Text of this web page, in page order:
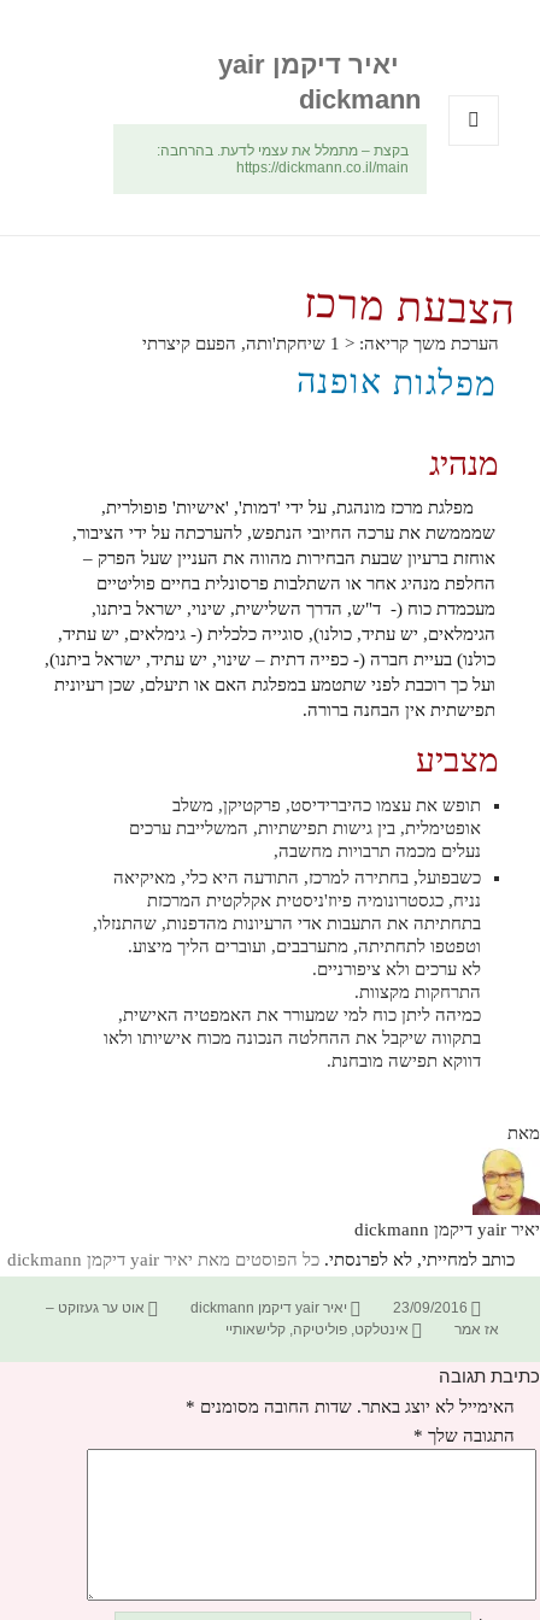
יאיר דיקמן yair
dickmann
בקצת – מתמלל את עצמי לדעת. בהרחבה:
https://dickmann.co.il/main
הצבעת מרכז
הערכת משך קריאה: < 1 שיחקת'ותה, הפעם קיצרתי
מפלגות אופנה
מנהיג
מפלגת מרכז מונהגת, על ידי 'דמות', 'אישיות' פופולרית,
שמממשת את ערכה החיובי הנתפש, להערכתה על ידי הציבור,
אוחזת ברעיון שבעת הבחירות מהווה את העניין שעל הפרק –
החלפת מנהיג אחר או השתלבות פרסונלית בחיים פוליטיים
מעכמדת כוח (- ד"ש, הדרך השלישית, שינוי, ישראל ביתנו,
הגימלאים, יש עתיד, כולנו), סוגייה כלכלית (- גימלאים, יש עתיד,
כולנו) בעיית חברה (- כפייה דתית – שינוי, יש עתיד, ישראל ביתנו),
ועל כך רוכבת לפני שתטמע במפלגת האם או תיעלם, שכן רעיונית
תפישתית אין הבחנה ברורה.
מצביע
תופש את עצמו כהיברידיסט, פרקטיקן, משלב
אופטימלית, בין גישות תפישתיות, המשלייבת ערכים
נעלים מכמה תרבויות מחשבה,
כשבפועל, בחתירה למרכז, התודעה היא כלי, מאיקיאה
נניח, כגסטרונומיה פיוז'ניסטית אקלקטית המרכזת
בתחתיתה את התעבות אדי הרעיונות מהדפנות, שהתנזלו,
וטפטפו לתחתיתה, מתערבבים, ועוברים הליך מיצוע.
לא ערכים ולא ציפורניים.
התרחקות מקצוות.
כמיהה ליתן כוח למי שמעורר את האמפטיה האישית,
בתקווה שיקבל את ההחלטה הנכונה מכוח אישיותו ולאו
דווקא תפישה מובחנת.
מאת
יאיר yair דיקמן dickmann
כותב למחייתי, לא לפרנסתי. כל הפוסטים מאת יאיר yair דיקמן dickmann‏
פורסם
בתאריך
23/09/2016 מחבר
יאיר yair דיקמן dickmann קטגוריות
אוט ער געזוקט –
אז אמר
תגיות
אינטלקט,פוליטיקה,קלישאותיי
כתיבת תגובה
האימייל לא יוצג באתר. שדות החובה מסומנים *
התגובה שלך *